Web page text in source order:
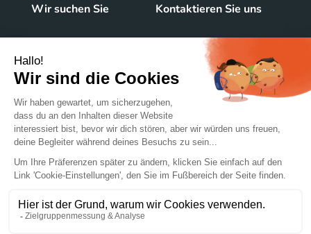
Wir suchen Sie Kontaktieren Sie uns
KONTAKTIEREN SIE UNS
Kraftisriederstraβe 2
87647 UNTERTHINGAU
DEUTSCHLAND
+49 837 792 9550
@Lacroix-emballages
© 2022 Groupe Lacroix